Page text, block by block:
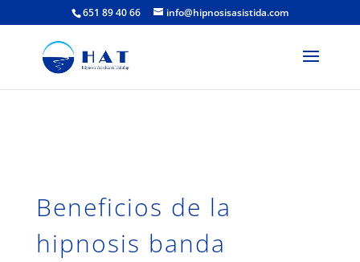
651 89 40 66 info@hipnosisasistida.com
Beneficios de la
hipnosis banda